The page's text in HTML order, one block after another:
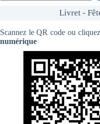
Livret -
Scannez le QR code ou
numérique